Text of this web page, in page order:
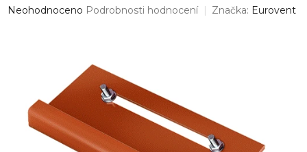
Průměrné
hvězdiček.
Neohodnoceno Podrobnosti hodnocení Značka: Eurovent